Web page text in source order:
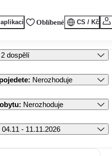
Oblíbené CS / Kč
2 dospělí
: Nerozhoduje
: Nerozhoduje
04.11 - 11.11.2026